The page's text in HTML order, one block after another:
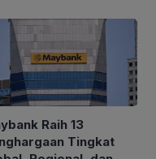
Raih 13
Tingkat